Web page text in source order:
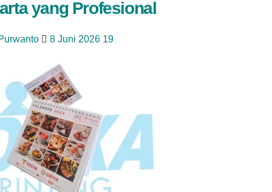
yang Profesional
8 Juni 2026 19